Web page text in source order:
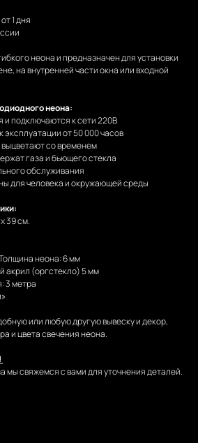
1 дня
неона и предназначен для установки
на внутренней части окна или входной
неона:
и подключаются к сети 220В
от 50 000 часов
со временем
газа и бьющего стекла
обслуживания
для человека и окружающей среды
39 см.
неона: 6 мм
акрил (оргстекло) 5 мм
3 метра
или любую другую вывеску и декор,
и цвета свечения неона.
мы свяжемся с вами для уточнения деталей.